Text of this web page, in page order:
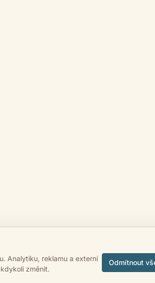
Analytiku, reklamu a externí
změnit.
Odmítnout